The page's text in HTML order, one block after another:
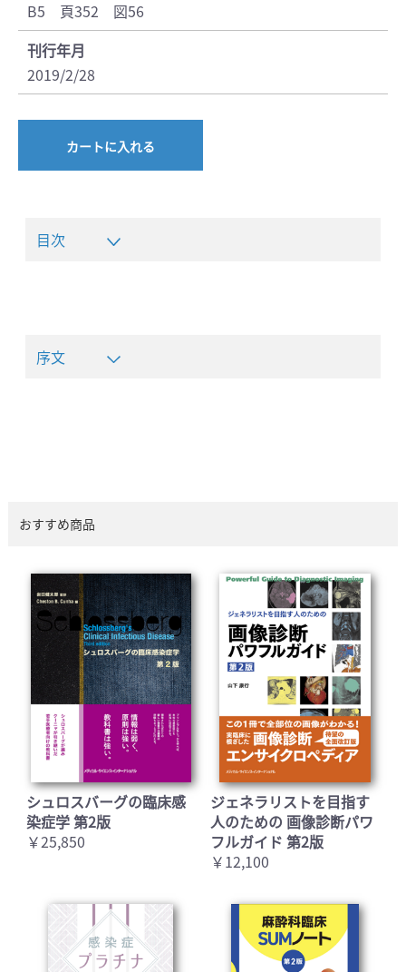
B5 頁352 図56
刊行年月
2019/2/28
カートに入れる
目次
序文
おすすめ商品
シュロスバーグの臨床感
染症学 第2版
￥25,850
ジェネラリストを目指す
人のための 画像診断パワ
フルガイド 第2版
￥12,100